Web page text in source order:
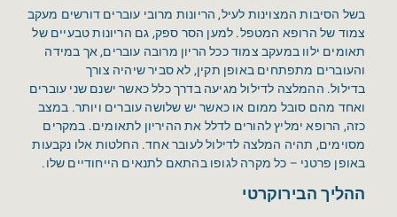
בשל הסיבות המצוינות לעיל, הריונות מרובי עוברים דורשים מעקב
צמוד של הרופא המטפל. למען הסר ספק, גם הריונות טבעיים של
תאומים ילוו במעקב צמוד ככל הריון מרובה עוברים, אך במידה
והעוברים מתפתחים באופן תקין, לא סביר שיהיה צורך
בדילול. ההמלצה לדילול מגיעה בדרך כלל כאשר ישנם שני עוברים
ואחד מהם סובל ממום או כאשר יש שלושה עוברים ויותר. במצב
כזה, הרופא ימליץ להורים לדלל את ההיריון לתאומים. במקרים
מסוימים, תהיה המלצה לדילול לעובר אחד. החלטות אלו נקבעות
באופן פרטני – כל מקרה לגופו בהתאם לתנאים הייחודיים שלו.
ההליך הבירוקרטי